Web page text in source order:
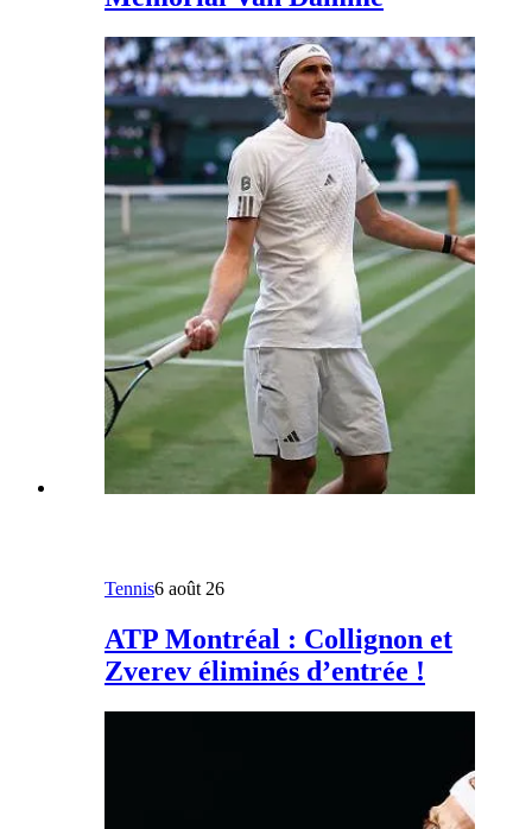
Tennis6 août 26
ATP Montréal : Collignon et
Zverev éliminés d’entrée !